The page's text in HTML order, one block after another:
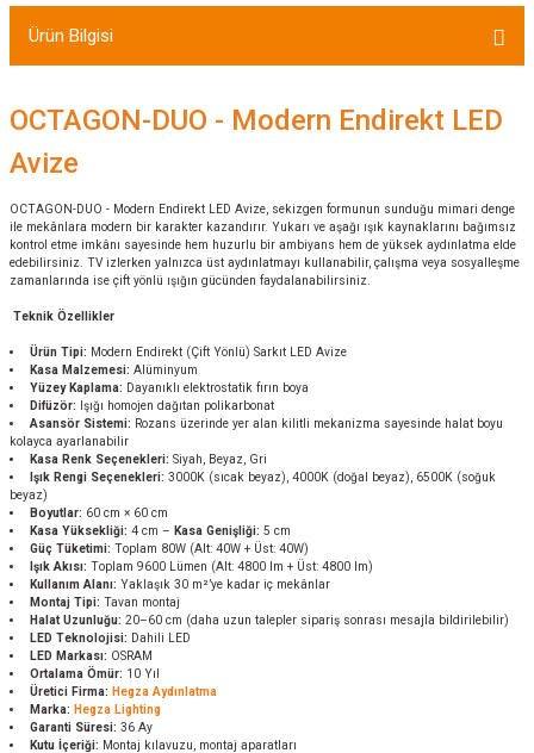
Ürün Bilgisi
OCTAGON-DUO - Modern Endirekt LED
Avize
OCTAGON-DUO - Modern Endirekt LED Avize, sekizgen formunun sunduğu mimari denge
ile mekânlara modern bir karakter kazandırır. Yukarı ve aşağı ışık kaynaklarını bağımsız
kontrol etme imkânı sayesinde hem huzurlu bir ambiyans hem de yüksek aydınlatma elde
edebilirsiniz. TV izlerken yalnızca üst aydınlatmayı kullanabilir, çalışma veya sosyalleşme
zamanlarında ise çift yönlü ışığın gücünden faydalanabilirsiniz.
Teknik Özellikler
Ürün Tipi: Modern Endirekt (Çift Yönlü) Sarkıt LED Avize
Kasa Malzemesi: Alüminyum
Yüzey Kaplama: Dayanıklı elektrostatik fırın boya
Difüzör:
Işığı homojen dağıtan polikarbonat
Asansör Sistemi: Rozans üzerinde yer alan kilitli mekanizma sayesinde halat boyu
kolayca ayarlanabilir
Kasa Renk Seçenekleri: Siyah, Beyaz, Gri
Işık Rengi Seçenekleri: 3000K (sıcak beyaz), 4000K (doğal beyaz), 6500K (soğuk
beyaz)
Boyutlar: 60 cm × 60 cm
Kasa Yüksekliği: 4 cm – Kasa Genişliği: 5 cm
Güç Tüketimi: Toplam 80W (Alt: 40W + Üst: 40W)
Işık Akısı: Toplam 9600 Lümen (Alt: 4800 lm + Üst: 4800 lm)
Kullanım Alanı: Yaklaşık 30 m²’ye kadar iç mekânlar
Montaj Tipi: Tavan montaj
Halat Uzunluğu: 20–60 cm (daha uzun talepler sipariş sonrası mesajla bildirilebilir)
LED Teknolojisi: Dahili LED
LED Markası: OSRAM
Ortalama Ömür: 10 Yıl
Üretici Firma: Hegza Aydınlatma
Marka: Hegza Lighting
Garanti Süresi: 36 Ay
Kutu İçeriği: Montaj kılavuzu, montaj aparatları